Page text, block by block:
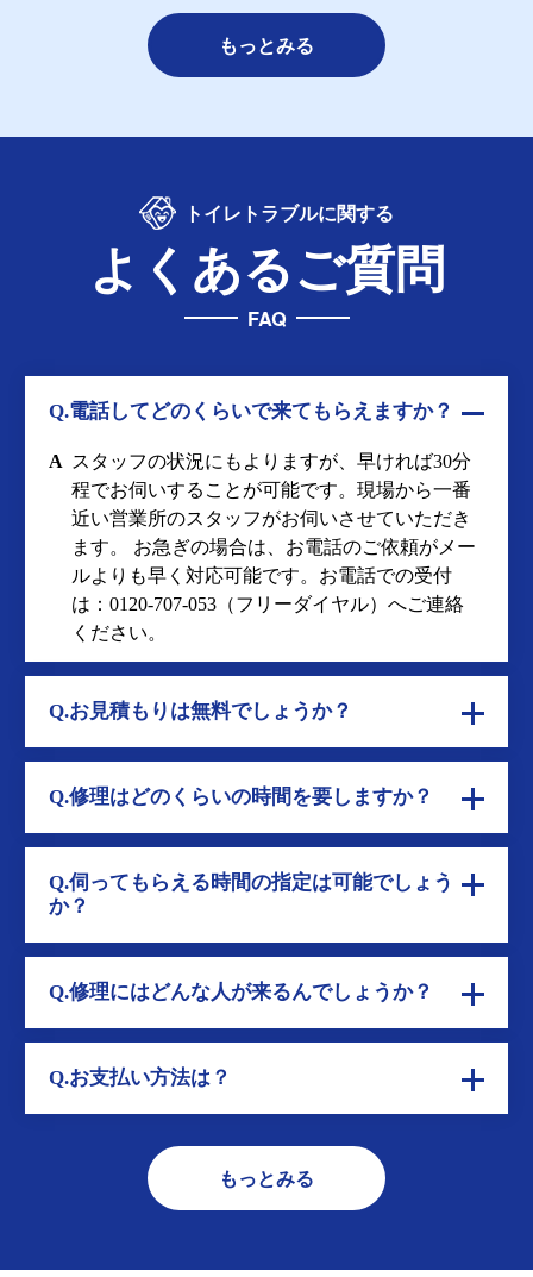
もっとみる
トイレトラブルに関する
よくあるご質問
FAQ
Q.電話してどのくらいで来てもらえますか？
A スタッフの状況にもよりますが、早ければ30分
程でお伺いすることが可能です。現場から一番
近い営業所のスタッフがお伺いさせていただき
ます。 お急ぎの場合は、お電話のご依頼がメー
ルよりも早く対応可能です。お電話での受付
は： 0120-707-053 （フリーダイヤル）へご連絡
ください。
Q.お見積もりは無料でしょうか？
Q.修理はどのくらいの時間を要しますか？
Q.伺ってもらえる時間の指定は可能でしょう
か？
Q.修理にはどんな人が来るんでしょうか？
Q.お支払い方法は？
もっとみる